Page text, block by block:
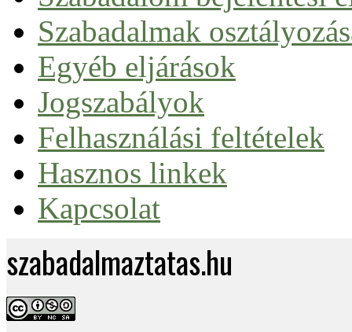
Nemzeti úton
Európai szabadalom
Nemzetközi szabadalom (PCT)
Egységes szabadalom
Szabadalmak
Egyéb eljárások
Jogszabályok
Felhasználási feltételek
Hasznos linkek
Kapcsolat
szabadalmaztatas.hu